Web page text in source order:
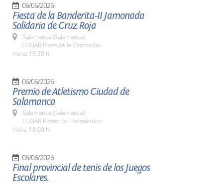
06/06/2026
Fiesta de la Banderita-II Jamonada
Solidaria de Cruz Roja
Salamanca (Salamanca)
LUGAR Plaza de la Concordia
Hora: 19,30 h.
06/06/2026
Premio de Atletismo Ciudad de
Salamanca
Salamanca (Salamanca)
LUGAR Pistas del Helmántico
Hora: 18:00 h.
06/06/2026
Final provincial de tenis de los Juegos
Escolares.